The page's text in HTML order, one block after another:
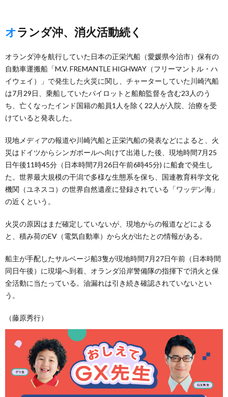
オランダ沖、消火活動続く
オランダ沖を航行していた日本の正栄汽船（愛媛県今治市）保有の
自動車運搬船「M.V. FREMANTLE HIGHWAY（フリーマントル・ハ
イウェイ）」で発生した火災に関し、チャーターしていた川崎汽船
は7月29日、乗船していたパイロットと船舶監督を含む23人のう
ち、亡くなったインド国籍の船員1人を除く22人が入院、治療を受
けていると発表した。
現地メディアの報道や川崎汽船と正栄汽船の発表などによると、火
災はドイツからシンガポールへ向けて出港した後、現地時間7月25
日午後11時45分（日本時間7月26日午前6時45分) に船倉で発生し
た。世界最大規模の干潟で多様な生態系を保ち、国連教育科学文化
機関（ユネスコ）の世界自然遺産に登録されている「ワッデン海」
の近くという。
火災の原因はまだ確定していないが、現地からの報道などによる
と、積み荷のEV（電気自動車）から火が出たとの情報がある。
船主が手配したサルベージ船3隻が現地時間7月27日午前（日本時間
同日午後）に現場へ到着、オランダ沿岸警備隊の指揮下で消火と保
全活動に当たっている。油漏れは引き続き確認されていないとい
う。
（藤原秀行）